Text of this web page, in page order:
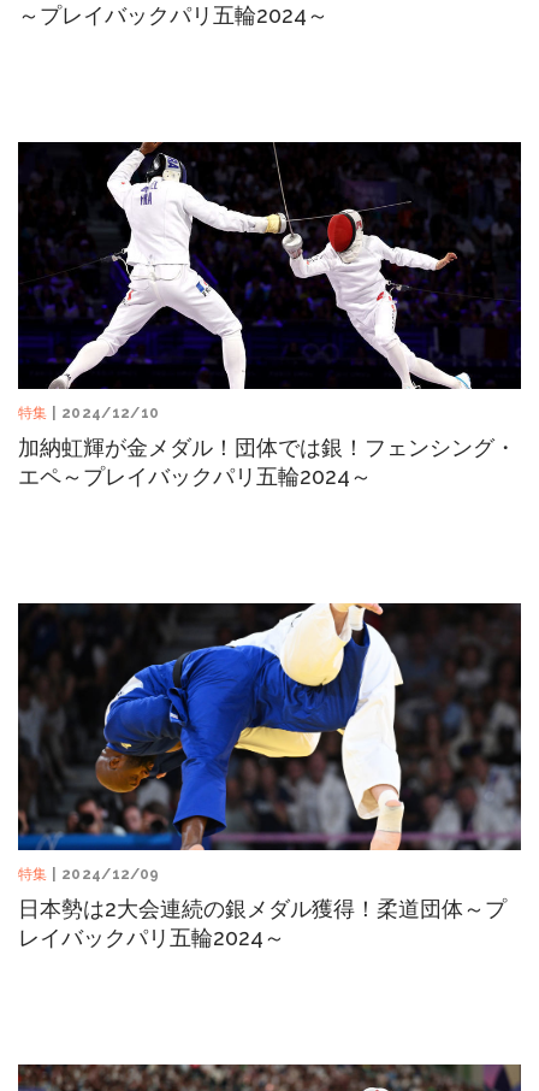
～プレイバックパリ五輪2024～
特集 | 2024/12/10
加納虹輝が金メダル！団体では銀！フェンシング・
エペ～プレイバックパリ五輪2024～
特集 | 2024/12/09
日本勢は2大会連続の銀メダル獲得！柔道団体～プ
レイバックパリ五輪2024～